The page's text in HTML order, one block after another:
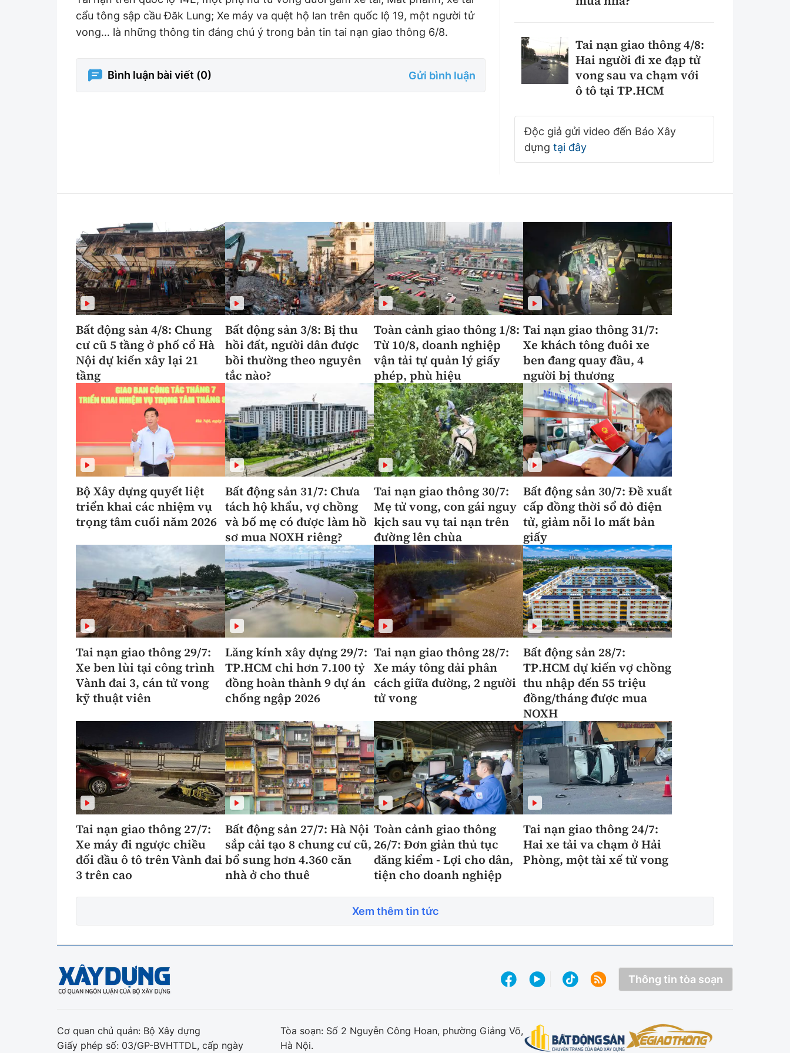
Y tế
Lao động - Công đoàn
Showbiz
Âm nhạc
Bình luận Sản phẩm mới
Tư vấn
Thế giới
Giải trí - Thể thao
cẩu tông sập cầu Đăk Lung; Xe máy va quệt hộ lan trên quốc lộ 19, một người tử
vong… là những thông tin đáng chú ý trong bản tin tai nạn giao thông 6/8.
Bình luận bài viết (0) Gửi bình luận
Tai nạn giao thông 4/8:
Hai người đi xe đạp tử
vong sau va chạm với
ô tô tại TP.HCM
Độc giả gửi video đến Báo Xây
dựng tại đây
Bất động sản 4/8: Chung
cư cũ 5 tầng ở phố cổ Hà
Nội dự kiến xây lại 21
tầng
Bất động sản 3/8: Bị thu
hồi đất, người dân được
bồi thường theo nguyên
tắc nào?
Toàn cảnh giao thông 1/8:
Từ 10/8, doanh nghiệp
vận tải tự quản lý giấy
phép, phù hiệu
Tai nạn giao thông 31/7:
Xe khách tông đuôi xe
ben đang quay đầu, 4
người bị thương
Bộ Xây dựng quyết liệt
triển khai các nhiệm vụ
trọng tâm cuối năm 2026
Bất động sản 31/7: Chưa
tách hộ khẩu, vợ chồng
và bố mẹ có được làm hồ
sơ mua NOXH riêng?
Tai nạn giao thông 30/7:
Mẹ tử vong, con gái nguy
kịch sau vụ tai nạn trên
đường lên chùa
Bất động sản 30/7: Đề xuất
cấp đồng thời sổ đỏ điện
tử, giảm nỗi lo mất bản
giấy
Tai nạn giao thông 29/7:
Xe ben lùi tại công trình
Vành đai 3, cán tử vong
kỹ thuật viên
Lăng kính xây dựng 29/7:
TP.HCM chi hơn 7.100 tỷ
đồng hoàn thành 9 dự án
chống ngập 2026
Tai nạn giao thông 28/7:
Xe máy tông dải phân
cách giữa đường, 2 người
tử vong
Bất động sản 28/7:
TP.HCM dự kiến vợ chồng
thu nhập đến 55 triệu
đồng/tháng được mua
NOXH
Tai nạn giao thông 27/7:
Xe máy đi ngược chiều
đối đầu ô tô trên Vành đai
3 trên cao
Bất động sản 27/7: Hà Nội
sắp cải tạo 8 chung cư cũ,
bổ sung hơn 4.360 căn
nhà ở cho thuê
Toàn cảnh giao thông
26/7: Đơn giản thủ tục
đăng kiểm - Lợi cho dân,
tiện cho doanh nghiệp
Tai nạn giao thông 24/7:
Hai xe tải va chạm ở Hải
Phòng, một tài xế tử vong
Xem thêm tin tức
Thông tin tòa soạn
Cơ quan chủ quản: Bộ Xây dựng
Giấy phép số: 03/GP-BVHTTDL, cấp ngày
Tòa soạn: Số 2 Nguyễn Công Hoan, phường Giảng Võ,
Hà Nội.